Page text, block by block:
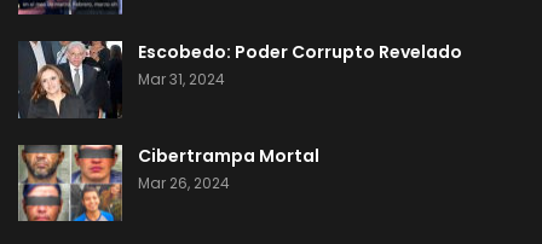
Escobedo: Poder Corrupto Revelado
Mar 31, 2024
Cibertrampa Mortal
Mar 26, 2024